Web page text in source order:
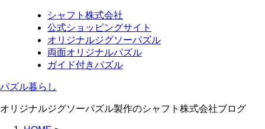
シャフト株式会社
公式ショッピングサイト
オリジナルジグソーパズル
両面オリジナルパズル
ガイド付きパズル
パズル暮らし
オリジナルジグソーパズル製作のシャフト株式会社ブログ